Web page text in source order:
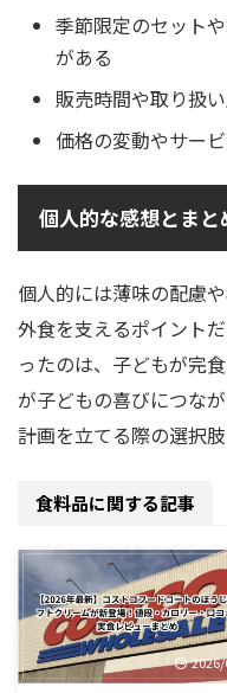
季節限定のセット
がある
販売時間や取り扱
価格の変動やサー
個人的な感想とまと
個人的には薄味の配慮
外食を支えるポイント
ったのは、子どもが完
が子どもの喜びにつな
計画を立てる際の選択
食料品に関する記事